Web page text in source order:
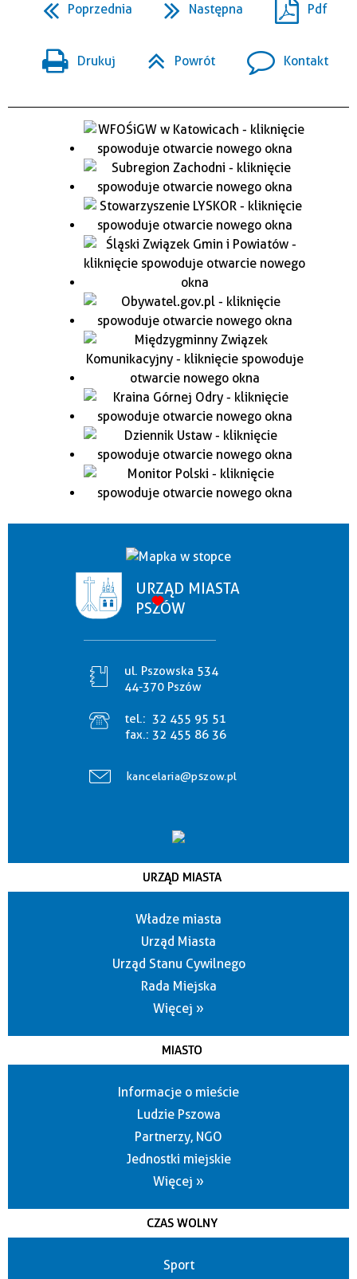
Poprzednia Następna Pdf
Drukuj Powrót Kontakt
URZĄD MIASTA
PSZÓW
ul. Pszowska 534
44-370 Pszów
tel.: 32 455 95 51
fax.: 32 455 86 36
kancelaria@pszow.pl
URZĄD MIASTA
Władze miasta
Urząd Miasta
Urząd Stanu Cywilnego
Rada Miejska
Więcej »
MIASTO
Informacje o mieście
Ludzie Pszowa
Partnerzy, NGO
Jednostki miejskie
Więcej »
CZAS WOLNY
Sport